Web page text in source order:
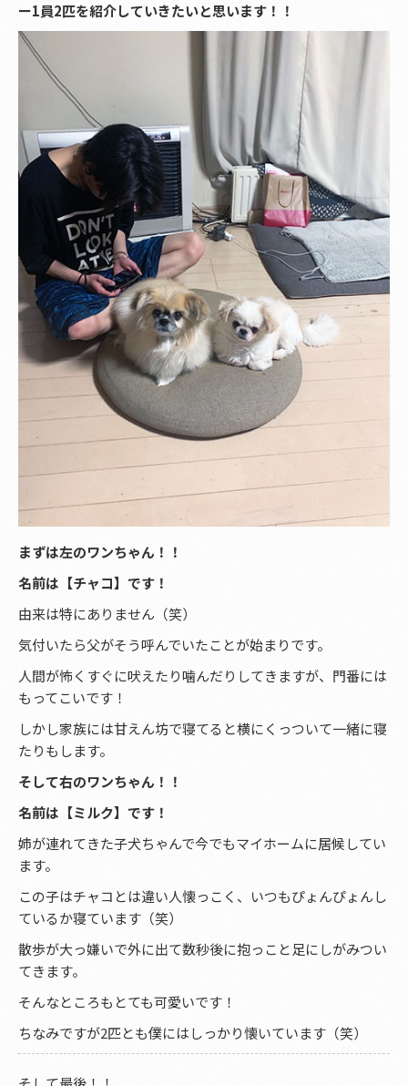
ー1員2匹を紹介していきたいと思います！！
まずは左のワンちゃん！！
名前は【チャコ】です！
由来は特にありません（笑）
気付いたら父がそう呼んでいたことが始まりです。
人間が怖くすぐに吠えたり噛んだりしてきますが、門番には
もってこいです！
しかし家族には甘えん坊で寝てると横にくっついて一緒に寝
たりもします。
そして右のワンちゃん！！
名前は【ミルク】です！
姉が連れてきた子犬ちゃんで今でもマイホームに居候してい
ます。
この子はチャコとは違い人懐っこく、いつもぴょんぴょんし
ているか寝ています（笑）
散歩が大っ嫌いで外に出て数秒後に抱っこと足にしがみつい
てきます。
そんなところもとても可愛いです！
ちなみですが2匹とも僕にはしっかり懐いています（笑）